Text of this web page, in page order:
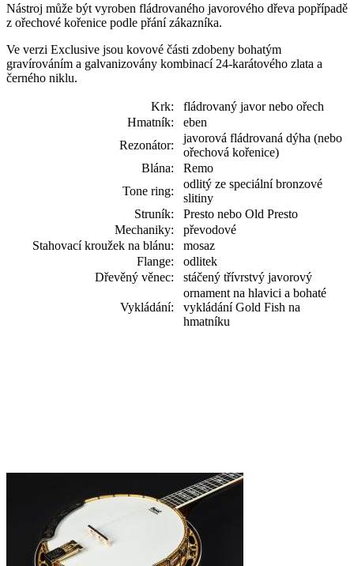
Nástroj může být vyroben fládrovaného javorového dřeva popřípadě
z ořechové kořenice podle přání zákazníka.
Ve verzi Exclusive jsou kovové části zdobeny bohatým
gravírováním a galvanizovány kombinací 24-karátového zlata a
černého niklu.
Krk:
fládrovaný javor nebo ořech
Hmatník:
eben
Rezonátor:
javorová fládrovaná dýha (nebo
ořechová kořenice)
Blána:
Remo
Tone ring:
odlitý ze speciální bronzové
slitiny
Struník:
Presto nebo Old Presto
Mechaniky:
převodové
Stahovací kroužek na blánu:
mosaz
Flange:
odlitek
Dřevěný věnec:
stáčený třívrstvý javorový
Vykládání:
ornament na hlavici a bohaté
vykládání Gold Fish na
hmatníku